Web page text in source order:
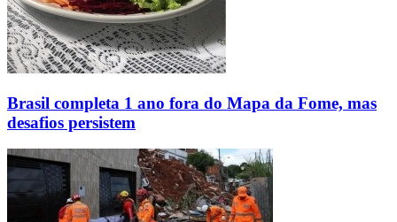
Brasil completa 1 ano fora do Mapa da Fome, mas
desafios persistem